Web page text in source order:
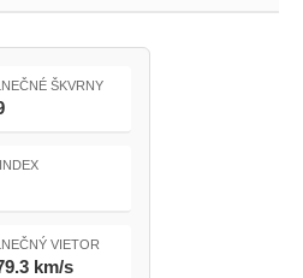
ŠKVRNY
VIETOR
km/s